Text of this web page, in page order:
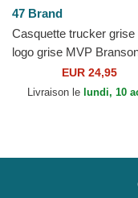
47 Brand
Casquette trucker grise
logo grise MVP
York Yankees MLB 47
EUR 24,95
Livraison le lundi, 10